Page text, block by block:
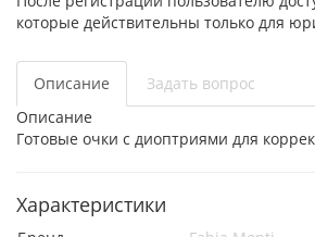
которые действительны только для
Описание
Задать вопрос
Описание
Готовые очки с диоптриями для
Характеристики